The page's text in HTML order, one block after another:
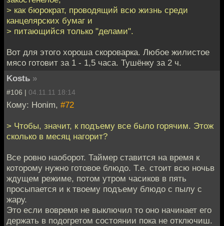
> как бюрократ, проводящий всю жизнь среди
канцелярских бумаг и
> питающийся только "делами".
Вот для этого хороша скороварка. Любое жилистое
мясо готовит за 1 - 1,5 часа. Тушёнку за 2 ч.
Kostь »
#106 | 04.11.11 18:14
Кому: Honim, #72
> Чтобы, значит, к подъему все было горячим. Этож
сколько в месяц нагорит?
Все ровно наоборот. Таймер ставится на время к
которому нужно готовое блюдо. Т.е. стоит всю ночьв
ждущем режиме, потом утром часиков в пять
просыпается и к твоему подъему блюдо с пылу с
жару.
Это если вовремя не выключил то оно начинает его
держать в подогретом состоянии пока не отключиш.